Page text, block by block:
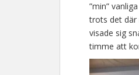
”min”
trots det där
visade sig
timme att